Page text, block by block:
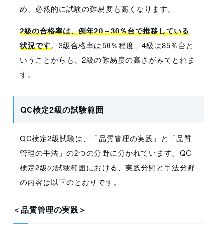
め、必然的に試験の難易度も高くなります。
2級の合格率は、例年20～30％台で推移している
状況です。3級合格率は50％程度、4級は85％台と
いうことからも、2級の難易度の高さがみてとれま
す。
QC検定2級の試験範囲
QC検定2級試験は、「品質管理の実践」と「品質
管理の手法」の2つの分野に分かれています。QC
検定2級の試験範囲における、実践分野と手法分野
の内容は以下のとおりです。
＜品質管理の実践＞